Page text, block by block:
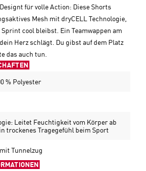
für volle Action: Diese Shorts
Mesh mit dryCELL Technologie,
cool bleibst. Ein Teamwappen am
Herz schlägt. Du gibst auf dem Platz
das auch tun.
% Polyester
Leitet Feuchtigkeit vom Körper ab
trockenes Tragegefühl beim Sport
Tunnelzug